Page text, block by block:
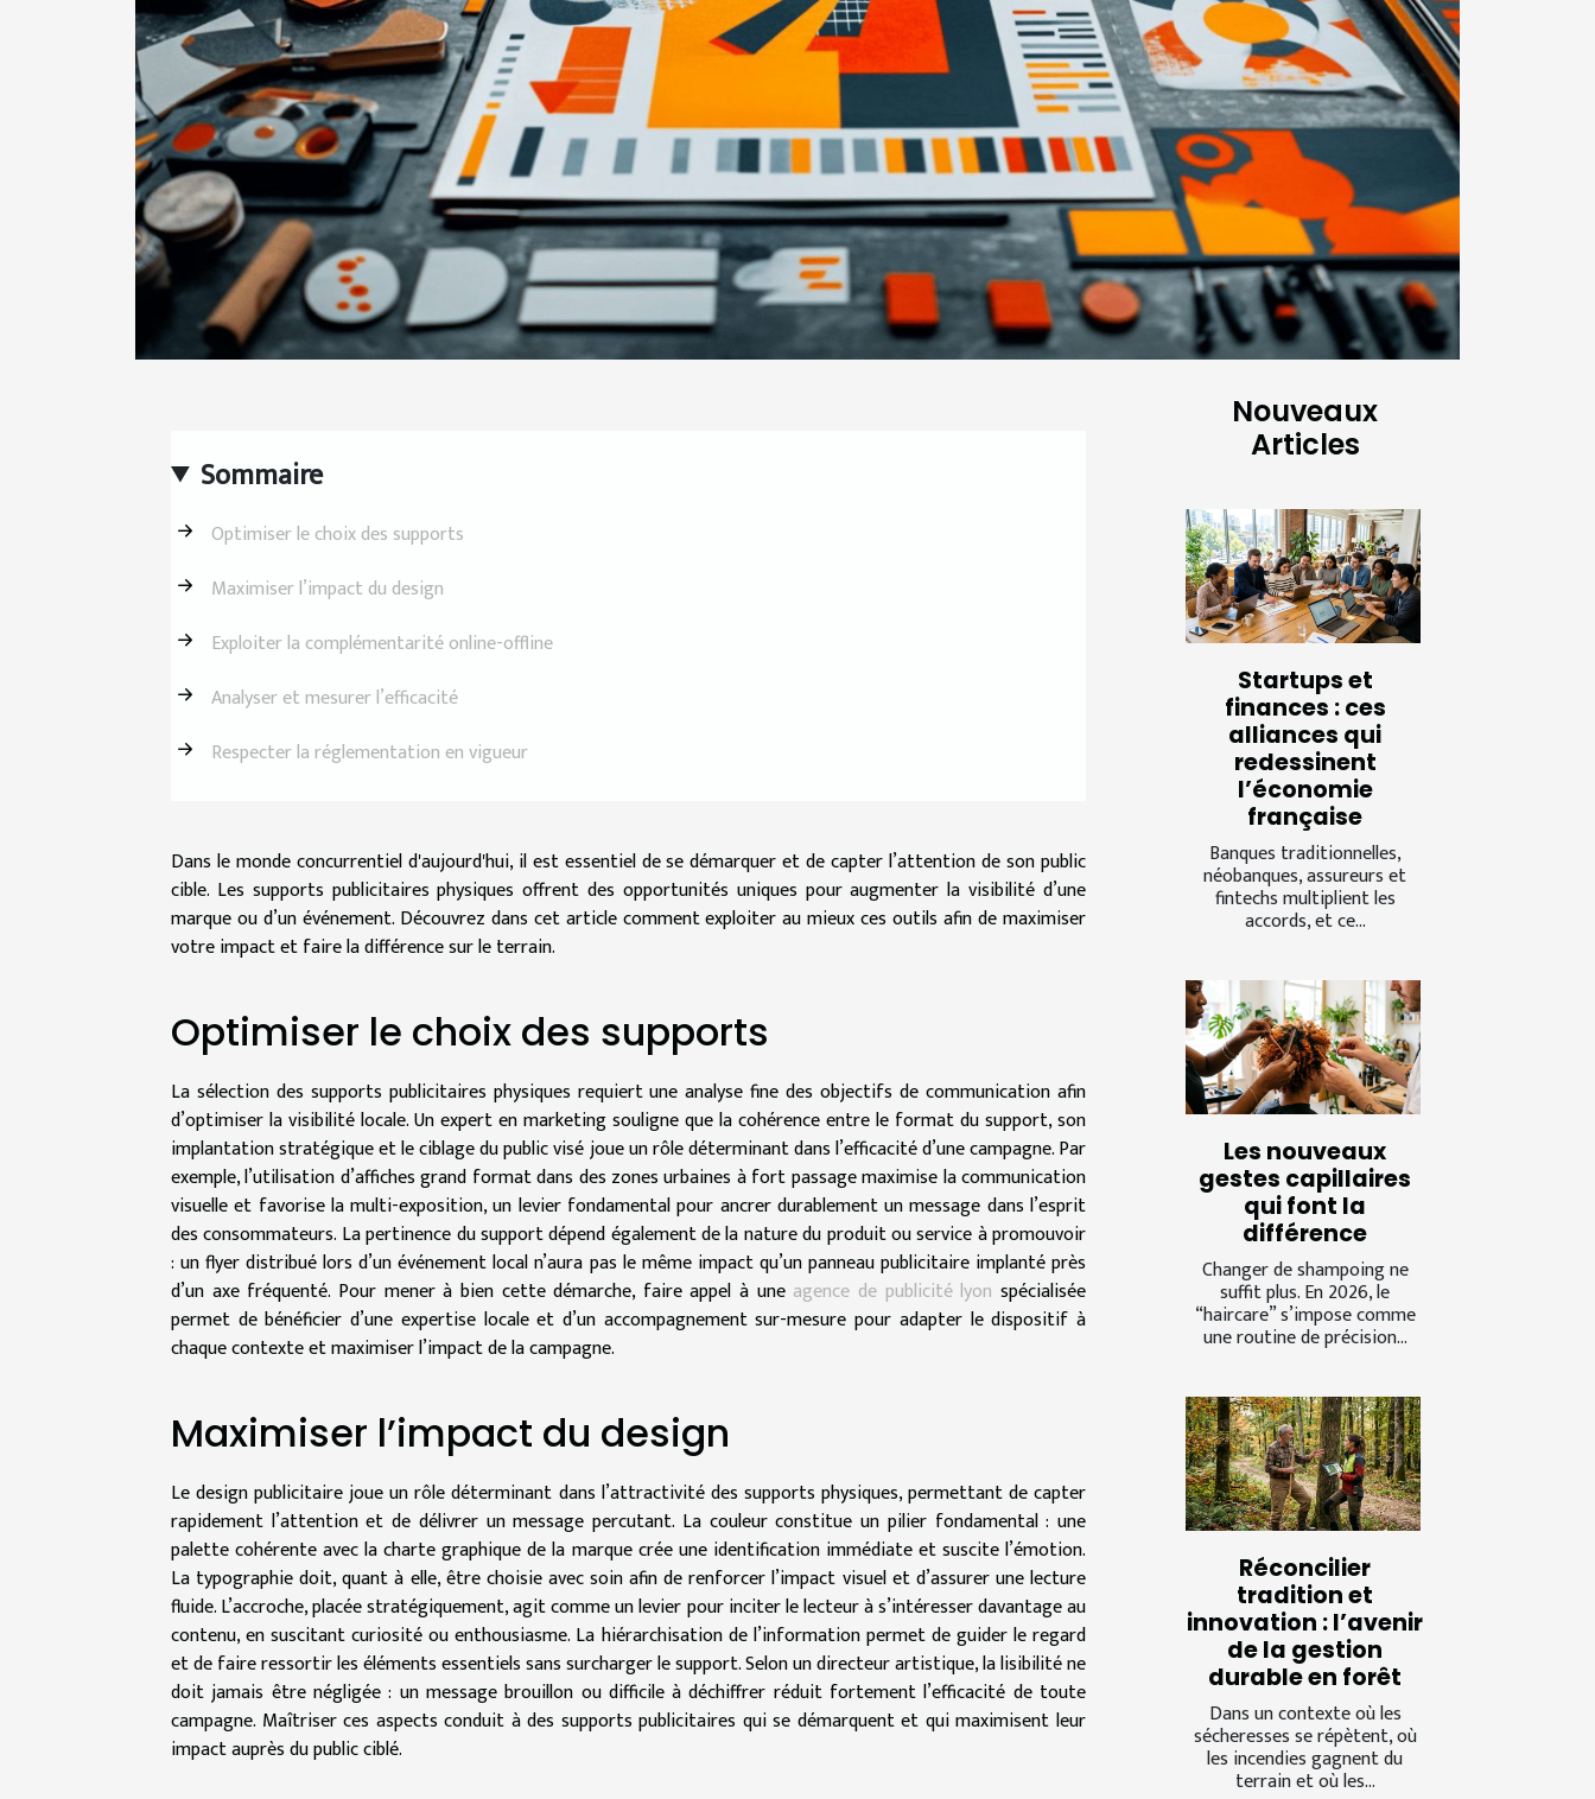
Sommaire
Optimiser le choix des supports
Maximiser l’impact du design
Exploiter la complémentarité online-offline
Analyser et mesurer l’efficacité
Respecter la réglementation en vigueur
Dans le monde concurrentiel d'aujourd'hui, il est essentiel de se démarquer et de capter l’attention de son public
cible. Les supports publicitaires physiques offrent des opportunités uniques pour augmenter la visibilité d’une
marque ou d’un événement. Découvrez dans cet article comment exploiter au mieux ces outils afin de maximiser
votre impact et faire la différence sur le terrain.
Optimiser le choix des supports
La sélection des supports publicitaires physiques requiert une analyse fine des objectifs de communication afin
d’optimiser la visibilité locale. Un expert en marketing souligne que la cohérence entre le format du support, son
implantation stratégique et le ciblage du public visé joue un rôle déterminant dans l’efficacité d’une campagne. Par
exemple, l’utilisation d’affiches grand format dans des zones urbaines à fort passage maximise la communication
visuelle et favorise la multi-exposition, un levier fondamental pour ancrer durablement un message dans l’esprit
des consommateurs. La pertinence du support dépend également de la nature du produit ou service à promouvoir
: un flyer distribué lors d’un événement local n’aura pas le même impact qu’un panneau publicitaire implanté près
d’un axe fréquenté. Pour mener à bien cette démarche, faire appel à une agence de publicité lyon spécialisée
permet de bénéficier d’une expertise locale et d’un accompagnement sur-mesure pour adapter le dispositif à
chaque contexte et maximiser l’impact de la campagne.
Maximiser l’impact du design
Le design publicitaire joue un rôle déterminant dans l’attractivité des supports physiques, permettant de capter
rapidement l’attention et de délivrer un message percutant. La couleur constitue un pilier fondamental : une
palette cohérente avec la charte graphique de la marque crée une identification immédiate et suscite l’émotion.
La typographie doit, quant à elle, être choisie avec soin afin de renforcer l’impact visuel et d’assurer une lecture
fluide. L’accroche, placée stratégiquement, agit comme un levier pour inciter le lecteur à s’intéresser davantage au
contenu, en suscitant curiosité ou enthousiasme. La hiérarchisation de l’information permet de guider le regard
et de faire ressortir les éléments essentiels sans surcharger le support. Selon un directeur artistique, la lisibilité ne
doit jamais être négligée : un message brouillon ou difficile à déchiffrer réduit fortement l’efficacité de toute
campagne. Maîtriser ces aspects conduit à des supports publicitaires qui se démarquent et qui maximisent leur
impact auprès du public ciblé.
Nouveaux
Articles
Startups et
finances : ces
alliances qui
redessinent
l’économie
française
Banques traditionnelles,
néobanques, assureurs et
fintechs multiplient les
accords, et ce...
Les nouveaux
gestes capillaires
qui font la
différence
Changer de shampoing ne
suffit plus. En 2026, le
“haircare” s’impose comme
une routine de précision...
Réconcilier
tradition et
innovation : l’avenir
de la gestion
durable en forêt
Dans un contexte où les
sécheresses se répètent, où
les incendies gagnent du
terrain et où les...